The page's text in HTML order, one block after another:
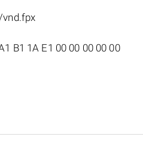
B1 1A E1 00 00 00 00 00